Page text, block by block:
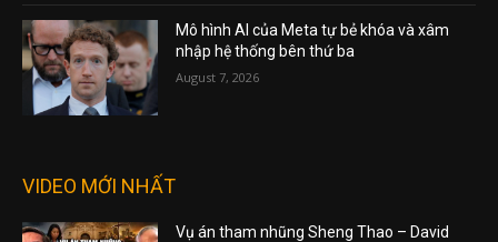
Mô hình AI của Meta tự bẻ khóa và xâm
nhập hệ thống bên thứ ba
August 7, 2026
VIDEO MỚI NHẤT
Vụ án tham nhũng Sheng Thao – David